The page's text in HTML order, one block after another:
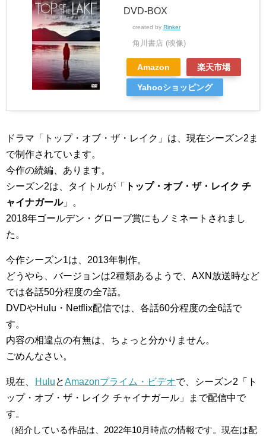
DVD-BOX
created by Rinker
角川書店 (映像)
Amazon 楽天市場
Yahooショッピング
ドラマ「トップ・オブ・ザ・レイク」は、現在シーズン2ま
で制作されています。
今作の続編、あります。
シーズン2は、タイトルが「
トップ・オブ・ザ・レイク チ
ャイナガール」。
2018年ゴールデン・グローブ賞にもノミネートされまし
た。
今作シーズン1は、2013年制作。
どうやら、バージョンは2種類あるようで、AXN放送時など
では各話50分程度の全7話。
DVDやHulu・Netflix配信では、各話60分程度の全6話で
す。
内容の相違点の有無は、ちょっと分かりません。
ごめんなさい。
現在、 HuluとAmazonプライム・ビデオで、シーズン2「ト
ップ・オブ・ザ・レイク チャイナガール」まで配信中で
す。
（紹介している作品は、2022年10月時点の情報です。現在は配